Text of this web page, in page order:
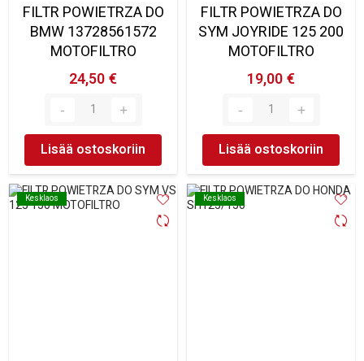
FILTR POWIETRZA DO
BMW 13728561572
MOTOFILTRO
24,50 €
Lisää ostoskoriin
FILTR POWIETRZA DO
SYM JOYRIDE 125 200
MOTOFILTRO
19,00 €
Lisää ostoskoriin
Kesklaos
Kesklaos Kesklaos
Kesklaos